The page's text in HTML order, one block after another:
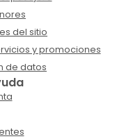
del sitio
y promociones
de datos